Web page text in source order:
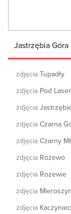
Jastrzębia
zdjęcia Tupadły
zdjęcia Pod
zdjęcia
zdjęcia Czarna
zdjęcia Czarny
zdjęcia Różewo
zdjęcia Rozewie
zdjęcia
zdjęcia Kaczyniec